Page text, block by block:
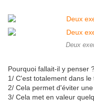
Deux
Pourquoi fallait-il y penser
1/ C'est totalement dans
2/ Cela permet d'éviter
3/ Cela met en valeur